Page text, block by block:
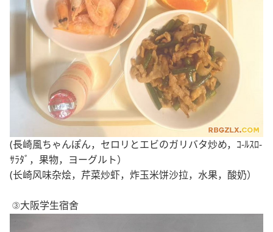
(長崎風ちゃんぽん，セロリとエビのガリバタ炒め，ｺ-ﾙｽﾛ-
ｻﾗﾀﾞ，果物，ヨーグルト）
(长崎风味杂烩，芹菜炒虾，炸玉米饼沙拉，水果，酸奶）
③大阪学生宿舍